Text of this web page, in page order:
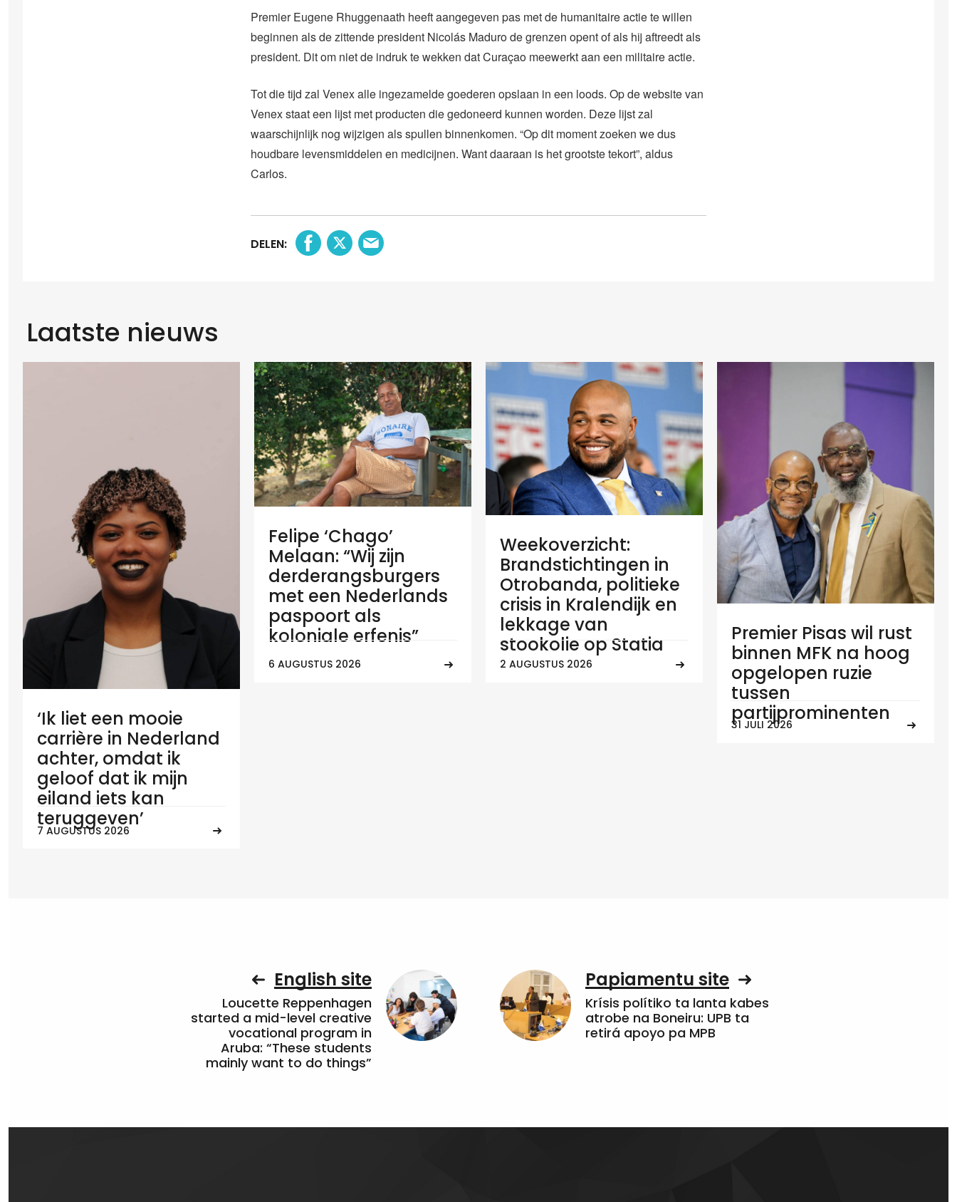
Premier Eugene Rhuggenaath heeft aangegeven pas met de humanitaire actie te willen
beginnen als de zittende president Nicolás Maduro de grenzen opent of als hij aftreedt als
president. Dit om niet de indruk te wekken dat Curaçao meewerkt aan een militaire actie.
Tot die tijd zal Venex alle ingezamelde goederen opslaan in een loods. Op de website van
Venex staat een lijst met producten die gedoneerd kunnen worden. Deze lijst zal
waarschijnlijk nog wijzigen als spullen binnenkomen. “Op dit moment zoeken we dus
houdbare levensmiddelen en medicijnen. Want daaraan is het grootste tekort”, aldus
Carlos.
DELEN:
Laatste nieuws
‘Ik liet een mooie
carrière in Nederland
achter, omdat ik
geloof dat ik mijn
eiland iets kan
teruggeven’
7 AUGUSTUS 2026
Felipe ‘Chago’
Melaan: “Wij zijn
derderangsburgers
met een Nederlands
paspoort als
koloniale erfenis”
6 AUGUSTUS 2026
Weekoverzicht:
Brandstichtingen in
Otrobanda, politieke
crisis in Kralendijk en
lekkage van
stookolie op Statia
2 AUGUSTUS 2026
Premier Pisas wil rust
binnen MFK na hoog
opgelopen ruzie
tussen
partijprominenten
31 JULI 2026
English site
Loucette Reppenhagen
started a mid-level creative
vocational program in
Aruba: “These students
mainly want to do things”
Papiamentu site
Krísis polítiko ta lanta kabes
atrobe na Boneiru: UPB ta
retirá apoyo pa MPB